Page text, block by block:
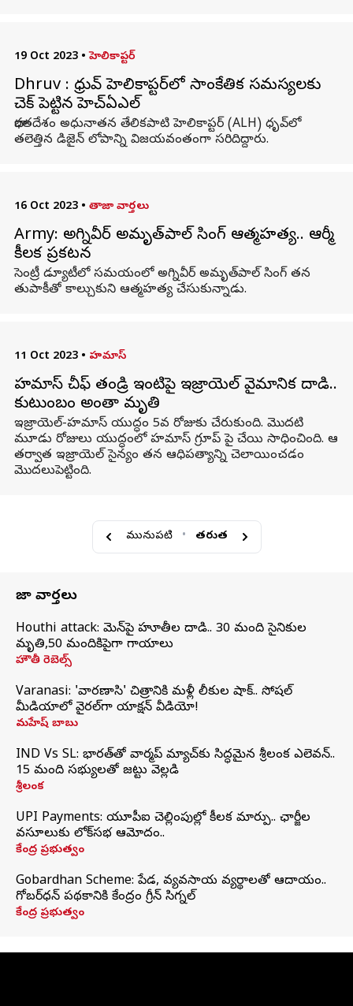
19 Oct 2023 • హెలికాప్టర్‌
Dhruv : ధ్రువ్ హెలికాప్టర్‌లో సాంకేతిక సమస్యలకు
చెక్ పెట్టిన హెచ్ఏఎల్
భారతదేశం అధునాతన తేలికపాటి హెలికాప్టర్ (ALH) ధృవ్‌లో
తలెత్తిన డిజైన్ లోపాన్ని విజయవంతంగా సరిదిద్దారు.
16 Oct 2023 • తాజా వార్తలు
Army: అగ్నివీర్ అమృత్‌పాల్ సింగ్ ఆత్మహత్య.. ఆర్మీ
కీలక ప్రకటన
సెంట్రీ డ్యూటీలో సమయంలో అగ్నివీర్ అమృత్‌పాల్ సింగ్ తన
తుపాకీతో కాల్చుకుని ఆత్మహత్య చేసుకున్నాడు.
11 Oct 2023 • హమాస్
హమాస్ చీఫ్ తండ్రి ఇంటిపై ఇజ్రాయెల్ వైమానిక దాడి..
కుటుంబం అంతా మృతి
ఇజ్రాయెల్-హమాస్ యుద్ధం 5వ రోజుకు చేరుకుంది. మొదటి
మూడు రోజులు యుద్ధంలో హమాస్ గ్రూప్ పై చేయి సాధించింది. ఆ
తర్వాత ఇజ్రాయెల్ సైన్యం తన ఆధిపత్యాన్ని చెలాయించడం
మొదలుపెట్టింది.
మునుపటి • తరువాత
తాజా వార్తలు
Houthi attack: యెమెన్‌పై హూతీల దాడి.. 30 మంది సైనికుల
మృతి,50 మందికిపైగా గాయాలు
హౌతీ రెబెల్స్
Varanasi: 'వారణాసి' చిత్రానికి మళ్లీ లీకుల షాక్.. సోషల్
మీడియాలో వైరల్‌గా యాక్షన్ వీడియో!
మహేష్ బాబు
IND Vs SL: భారత్‌తో వార్మప్‌ మ్యాచ్‌కు సిద్ధమైన శ్రీలంక ఎలెవన్..
15 మంది సభ్యులతో జట్టు వెల్లడి
శ్రీలంక
UPI Payments: యూపీఐ చెల్లింపుల్లో కీలక మార్పు.. ఛార్జీల
వసూలుకు లోక్‌సభ ఆమోదం..
కేంద్ర ప్రభుత్వం
Gobardhan Scheme: పేడ, వ్యవసాయ వ్యర్థాలతో ఆదాయం..
గోబర్‌ధన్ పథకానికి కేంద్రం గ్రీన్ సిగ్నల్
కేంద్ర ప్రభుత్వం